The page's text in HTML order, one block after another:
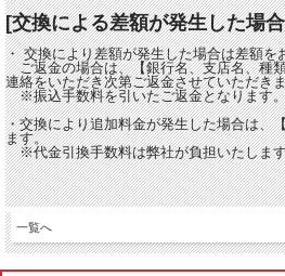
[交換による差額が発生した場
・ 交換により差額が発生した場合は差額を
ご返金の場合は、【銀行名、支店名、種
連絡をいただき次第ご返金させていただき
※振込手数料を引いたご返金となります
・交換により追加料金が発生した場合は、
ます。
※代金引換手数料は弊社が負担いたしま
一覧へ